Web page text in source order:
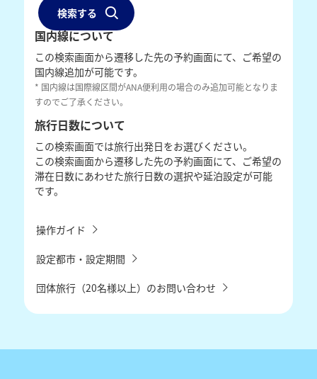
検索する
国内線について
この検索画面から遷移した先の予約画面にて、ご希望の
国内線追加が可能です。
* 国内線は国際線区間がANA便利用の場合のみ追加可能となりま
すのでご了承ください。
旅行日数について
この検索画面では旅行出発日をお選びください。
この検索画面から遷移した先の予約画面にて、ご希望の
滞在日数にあわせた旅行日数の選択や延泊設定が可能
です。
操作ガイド
設定都市・設定期間
団体旅行（20名様以上）のお問い合わせ